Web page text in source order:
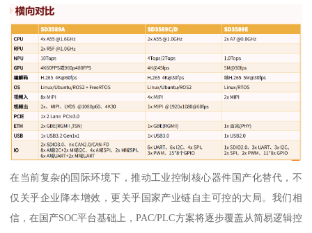
在当前复杂的国际环境下，推动工业控制核心器件国产化替代，不
仅关乎企业降本增效，更关乎国家产业链自主可控的大局。我们相
信，在国产SOC平台基础上，PAC/PLC方案将逐步覆盖从简易逻辑控